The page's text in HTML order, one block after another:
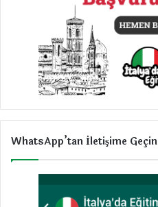
WhatsApp’tan İletişime Geçin